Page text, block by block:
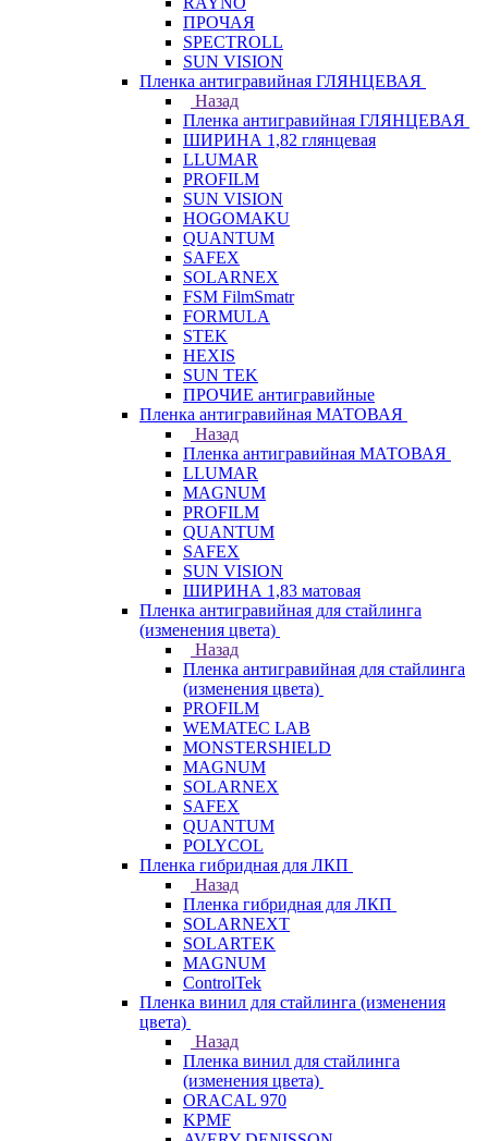
ПРОЧАЯ
SPECTROLL
SUN VISION
Пленка антигравийная ГЛЯНЦЕВАЯ
Назад
Пленка антигравийная ГЛЯНЦЕВАЯ
ШИРИНА 1,82 глянцевая
LLUMAR
PROFILM
SUN VISION
HOGOMAKU
QUANTUM
SAFEX
SOLARNEX
FSM FilmSmatr
FORMULA
STEK
HEXIS
SUN TEK
ПРОЧИЕ антигравийные
Пленка антигравийная МАТОВАЯ
Назад
Пленка антигравийная МАТОВАЯ
LLUMAR
MAGNUM
PROFILM
QUANTUM
SAFEX
SUN VISION
ШИРИНА 1,83 матовая
Пленка антигравийная для стайлинга
(изменения цвета)
Назад
Пленка антигравийная для стайлинга
(изменения цвета)
PROFILM
WEMATEC LAB
MONSTERSHIELD
MAGNUM
SOLARNEX
SAFEX
QUANTUM
POLYCOL
Пленка гибридная для ЛКП
Назад
Пленка гибридная для ЛКП
SOLARNEXT
SOLARTEK
MAGNUM
ControlTek
Пленка винил для стайлинга (изменения
цвета)
Назад
Пленка винил для стайлинга
(изменения цвета)
ORACAL 970
KPMF